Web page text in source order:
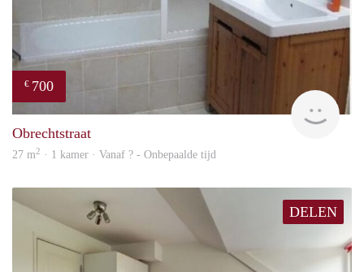
€ 700
rent
Obrechtstraat
27 m2 · 1 kamer · Vanaf ? - Onbepaalde tijd
DELEN